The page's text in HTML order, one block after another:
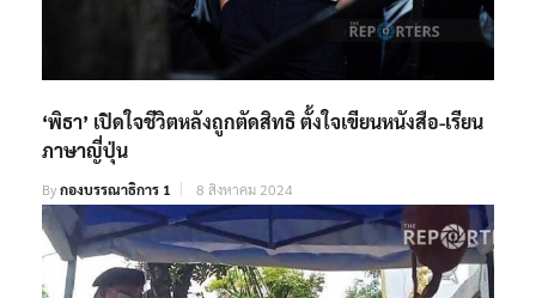
‘พิธา’ เปิดใจชีวิตหลังถูกตัดสิทธิ ตั้งใจเขียนหนังสือ-เรียน
ภาษาญี่ปุ่น
Byกองบรรณาธิการ 1 8 สิงหาคม 2024